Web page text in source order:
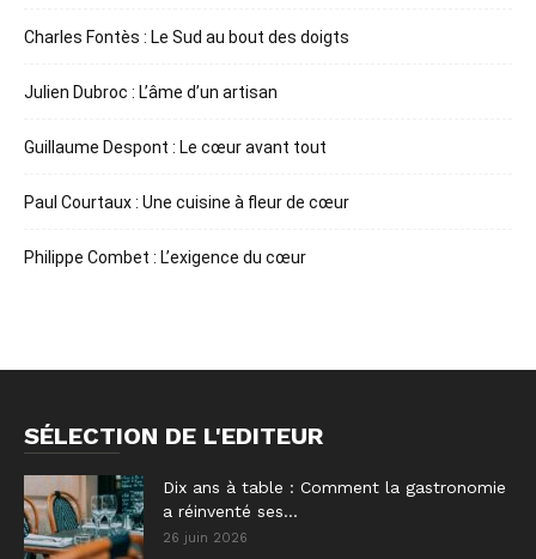
Charles Fontès : Le Sud au bout des doigts
Julien Dubroc : L’âme d’un artisan
Guillaume Despont : Le cœur avant tout
Paul Courtaux : Une cuisine à fleur de cœur
Philippe Combet : L’exigence du cœur
SÉLECTION DE L'EDITEUR
Dix ans à table : Comment la gastronomie
a réinventé ses...
26 juin 2026